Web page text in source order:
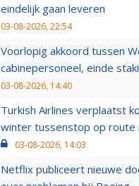
eindelijk gaan leveren
03-08-2026, 22:54
Voorlopig akkoord tussen
cabinepersoneel, einde
03-08-2026, 14:40
Turkish Airlines verplaatst
winter tussenstop op route
03-08-2026, 14:03
Netflix publiceert nieuwe